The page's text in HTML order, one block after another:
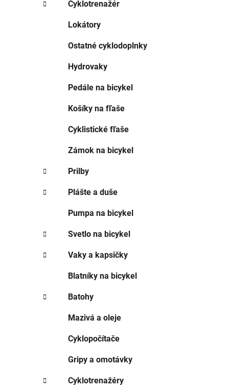
l Cyklotrenažér
Lokátory
Ostatné cyklodoplnky
Hydrovaky
Pedále na bicykel
Košíky na fľaše
Cyklistické fľaše
Zámok na bicykel
Prilby
Plášte a duše
Pumpa na bicykel
Svetlo na bicykel
Vaky a kapsičky
Blatníky na bicykel
Batohy
Mazivá a oleje
Cyklopočítače
Gripy a omotávky
Cyklotrenažéry